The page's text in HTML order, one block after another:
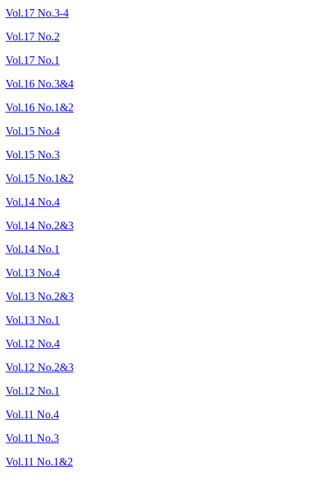
Vol.17 No.3-4
Vol.17 No.2
Vol.17 No.1
Vol.16 No.3&4
Vol.16 No.1&2
Vol.15 No.4
Vol.15 No.3
Vol.15 No.1&2
Vol.14 No.4
Vol.14 No.2&3
Vol.14 No.1
Vol.13 No.4
Vol.13 No.2&3
Vol.13 No.1
Vol.12 No.4
Vol.12 No.2&3
Vol.12 No.1
Vol.11 No.4
Vol.11 No.3
Vol.11 No.1&2